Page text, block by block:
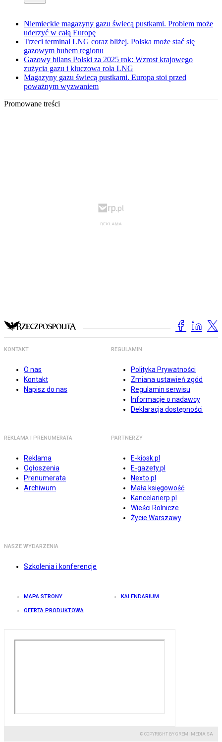
Niemieckie magazyny gazu świecą pustkami. Problem może
uderzyć w całą Europę
Trzeci terminal LNG coraz bliżej. Polska może stać się
gazowym hubem regionu
Gazowy bilans Polski za 2025 rok: Wzrost krajowego
zużycia gazu i kluczowa rola LNG
Magazyny gazu świecą pustkami. Europa stoi przed
poważnym wyzwaniem
Promowane treści
KONTAKT
O nas
Kontakt
Napisz do nas
REGULAMIN
Polityka Prywatności
Zmiana ustawień zgód
Regulamin serwisu
Informacje o nadawcy
Deklaracja dostępności
REKLAMA I PRENUMERATA
Reklama
Ogłoszenia
Prenumerata
Archiwum
PARTNERZY
E-kiosk.pl
E-gazety.pl
Nexto.pl
Mała księgowość
Kancelarierp.pl
Wieści Rolnicze
Życie Warszawy
NASZE WYDARZENIA
Szkolenia i konferencje
MAPA STRONY KALENDARIUM
OFERTA PRODUKTOWA
© COPYRIGHT BY GREMI MEDIA SA